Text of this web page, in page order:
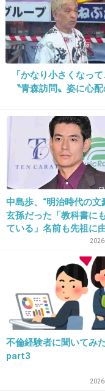
20. 匿名 2014/10/10(金) 10:17:05
深瀬がアレだか
ナルシストが好き
22. 匿名2014/10/10(金) 10:17:16
手越といい大倉
23. 匿名2014/10/10(金) 10:17:17
ちょっと前に手
あったけどそれ
もう二股確定なの
「かなり小さくなっ
〝青森訪問〟姿に心
中島歩、“明治時代の文
玄孫だった「教科書に
ている」名前も先祖に
2026
不倫経験者に聞いてみ
part3
2026